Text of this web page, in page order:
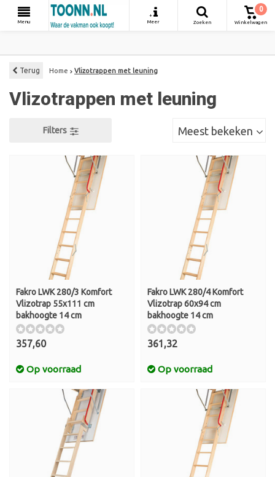
Menu
+
Meer
Zoeken
0
Winkelwagen
Terug Home Vlizotrappen met leuning
Vlizotrappen met leuning
Filters Meest bekeken
Fakro LWK 280/3 Komfort
Vlizotrap 55x111 cm
bakhoogte 14 cm
357,60
Op voorraad
Fakro LWK 280/4 Komfort
Vlizotrap 60x94 cm
bakhoogte 14 cm
361,32
Op voorraad